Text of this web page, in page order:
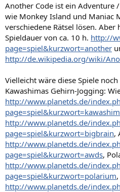
Another Code ist ein Adventure
wie Monkey Island und Maniac
verschiedene Rätsel lösen. Aber
Spieldauer von ca. 10 h. http://
page=spiel&kurzwort=another
http://de.wikipedia.org/wiki/
Vielleicht wäre diese Spiele
Kawashimas Gehirn-Jogging:
http://www.planetds.de/
http://www.planetds.de/
page=spiel&kurzwort=bigbrain,
http://www.planetds.de/
page=spiel&kurzwort=awds,
http://www.planetds.de/
page=spiel&kurzwort=polarium
http://www.planetds.de/